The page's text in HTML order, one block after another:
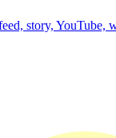
story, YouTube,